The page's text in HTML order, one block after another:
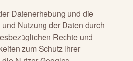
Datenerhebung und die
Nutzung der Daten durch
Rechte und
zum Schutz Ihrer